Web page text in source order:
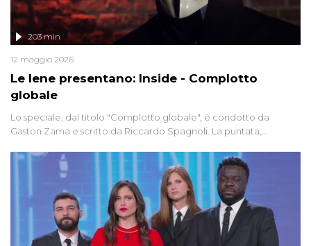
Le Iene presentano: Inside - Complotto
globale
203 min
12 maggio 2026
Lo speciale, dal titolo "Complotto globale", è condotto da
Gaston Zama e scritto da Riccardo Spagnoli. La puntata,
racconta l'universo delle narrazioni alternative, dei sospetti
globali e del complottismo che negli ultimi anni hanno invaso
social network, talk show, piazze digitali e immaginario collettivo.